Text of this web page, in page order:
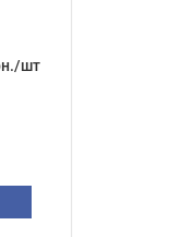
шт